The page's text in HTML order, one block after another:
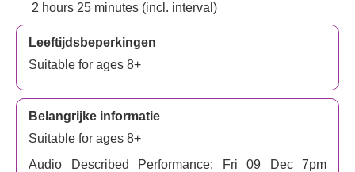
2 hours 25 minutes (incl. interval)
Leeftijdsbeperkingen
Suitable for ages 8+
Belangrijke informatie
Suitable for ages 8+
Audio Described Performance: Fri 09 Dec 7pm